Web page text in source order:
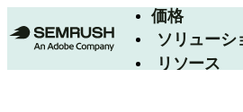
価格
ソリューシ
リソース